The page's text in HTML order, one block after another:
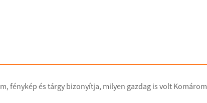
fénykép és tárgy bizonyítja, milyen gazdag is volt Komárom